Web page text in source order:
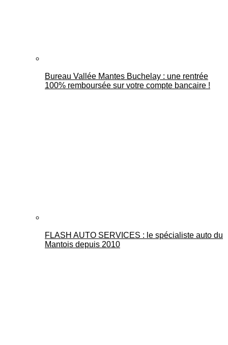
Bureau Vallée Mantes Buchelay : une rentrée
100% remboursée sur votre compte bancaire !
FLASH AUTO SERVICES : le spécialiste auto du
Mantois depuis 2010